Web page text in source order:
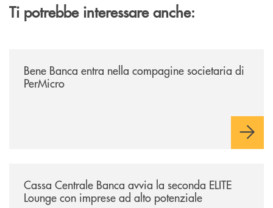
Ti potrebbe interessare anche:
Bene Banca entra nella compagine societaria di
PerMicro
Cassa Centrale Banca avvia la seconda ELITE
Lounge con imprese ad alto potenziale